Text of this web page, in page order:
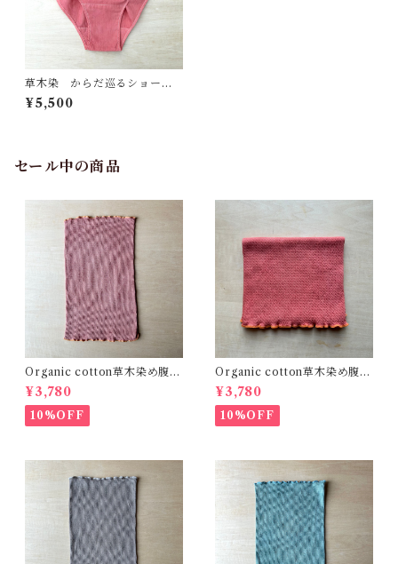
草木染 からだ巡るショー
ツ 茜と枇杷 オーガニック
コットン
¥5,500
セール中の商品
Organic cotton草木染め腹巻
Fit 茜びわ 真菰 精麻 自然
療法 温活 冷え性 体質改
善 出産祝い 健康
¥3,780
10%OFF
Organic cotton草木染め腹巻
Fit 茜びわ 真菰 精麻 自然
療法 温活 冷え性 体質改
善 出産祝い 健康
¥3,780
10%OFF